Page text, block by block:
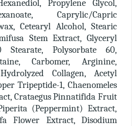
Propylene Glycol,
Caprylic/Capric
Cetearyl Alcohol, Stearic
Stem Extract, Glyceryl
Stearate, Polysorbate 60,
Carbomer, Arginine,
Collagen, Acetyl
Tripeptide-1, Chaenomeles
Crataegus Pinnatifida Fruit
(Peppermint) Extract,
Flower Extract, Disodium